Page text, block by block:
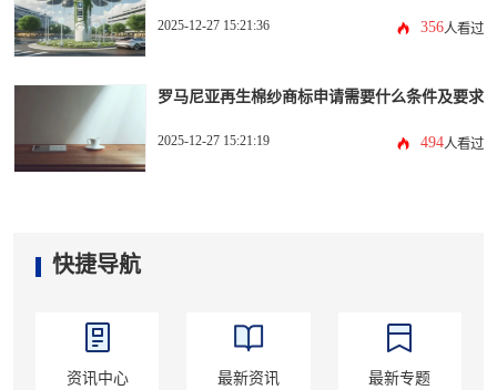
2025-12-27 15:21:36 356人看过
罗马尼亚再生棉纱商标申请需要什么条件及要求
2025-12-27 15:21:19 494人看过
快捷导航
资讯中心 最新资讯 最新专题